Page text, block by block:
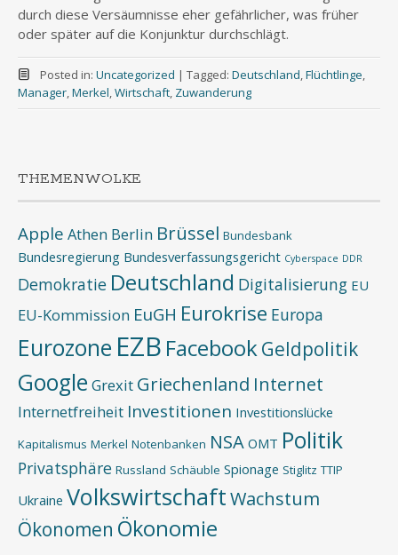
durch diese Versäumnisse eher gefährlicher, was früher
oder später auf die Konjunktur durchschlägt.
Posted in: Uncategorized | Tagged: Deutschland,Flüchtlinge,
Manager,Merkel,Wirtschaft, Zuwanderung
THEMENWOLKE
Apple Athen Berlin Brüssel Bundesbank
Bundesregierung Bundesverfassungsgericht Cyberspace DDR
Demokratie Deutschland Digitalisierung EU
EU-Kommission EuGH Eurokrise Europa
Eurozone EZB FacebookGeldpolitik
Google Grexit Griechenland Internet
Internetfreiheit Investitionen Investitionslücke
Kapitalismus Merkel Notenbanken NSA OMT Politik
Privatsphäre Russland Schäuble Spionage Stiglitz TTIP
Ukraine VolkswirtschaftWachstum
Ökonomen Ökonomie